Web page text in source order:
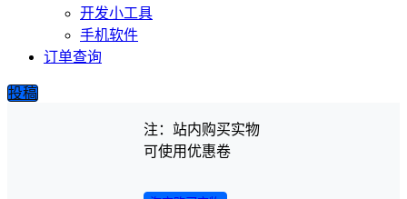
开发小工具
手机软件
订单查询
投稿
注：站内购买实物
可使用优惠卷